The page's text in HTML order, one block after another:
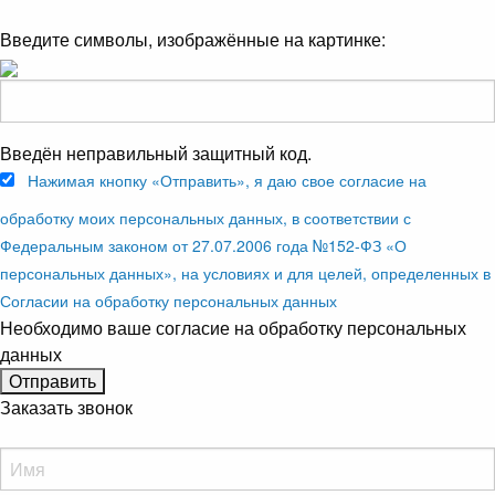
Введите символы, изображённые на картинке:
Введён неправильный защитный код.
Нажимая кнопку «Отправить», я даю свое согласие на
обработку моих персональных данных, в соответствии с
Федеральным законом от 27.07.2006 года №152-ФЗ «О
персональных данных», на условиях и для целей, определенных в
Согласии на обработку персональных данных
Необходимо ваше согласие на обработку персональных
данных
Заказать звонок